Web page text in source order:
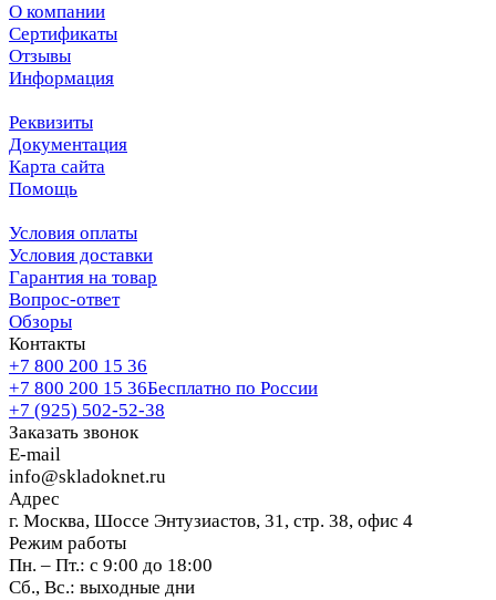
О компании
Сертификаты
Отзывы
Информация
Реквизиты
Документация
Карта сайта
Помощь
Условия оплаты
Условия доставки
Гарантия на товар
Вопрос-ответ
Обзоры
Контакты
+7 800 200 15 36
+7 800 200 15 36Бесплатно по России
+7 (925) 502-52-38
Заказать звонок
E-mail
info@skladoknet.ru
Адрес
г. Москва, Шоссе Энтузиастов, 31, стр. 38, офис 4
Режим работы
Пн. – Пт.: с 9:00 до 18:00
Сб., Вс.: выходные дни